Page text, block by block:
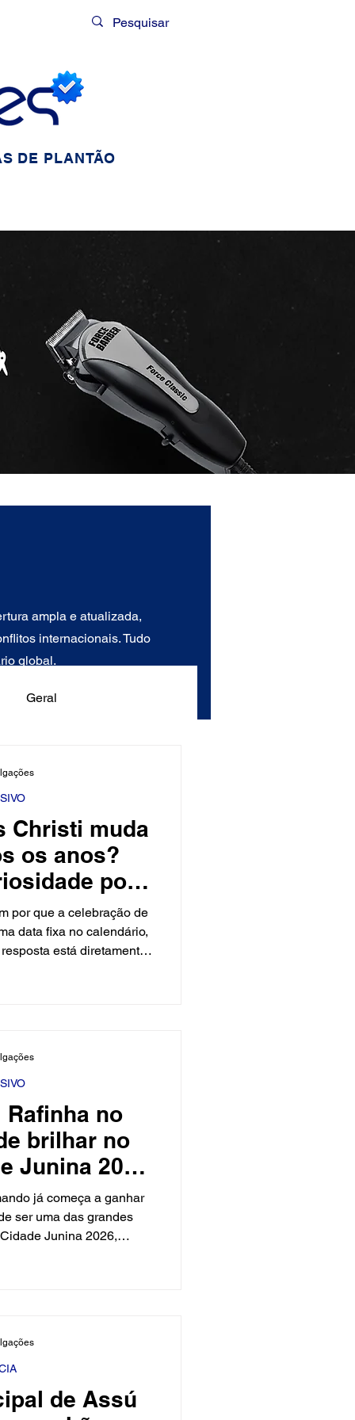
ampla e atualizada,
internacionais. Tudo
global.
Geral
Exclusivo
Show
Christi muda
os anos?
por
por que a celebração de
data fixa no calendário,
está diretamente
cristã, Jesus instituiu o
Rafinha no
brilhar no
Junina 2026
de Assú
São
Brasil
já começa a ganhar
ser uma das grandes
Junina 2026,
cada vez mais e vem
grandes eventos.
de Assú
DE PLANTÃO